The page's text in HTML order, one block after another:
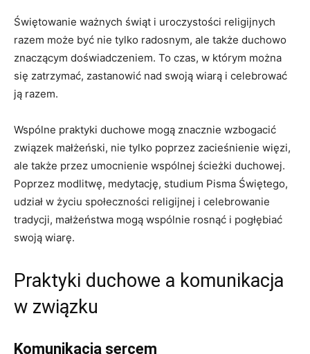
Świętowanie ważnych świąt i uroczystości religijnych
razem może być nie tylko radosnym, ale także duchowo
znaczącym doświadczeniem. To czas, w którym można
się zatrzymać, zastanowić nad swoją wiarą i celebrować
ją razem.
Wspólne praktyki duchowe mogą znacznie wzbogacić
związek małżeński, nie tylko poprzez zacieśnienie więzi,
ale także przez umocnienie wspólnej ścieżki duchowej.
Poprzez modlitwę, medytację, studium Pisma Świętego,
udział w życiu społeczności religijnej i celebrowanie
tradycji, małżeństwa mogą wspólnie rosnąć i pogłębiać
swoją wiarę.
Praktyki duchowe a komunikacja
w związku
Komunikacja sercem